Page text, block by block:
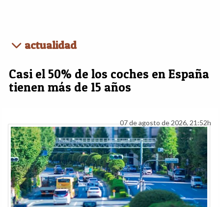
actualidad
Casi el 50% de los coches en España
tienen más de 15 años
07 de agosto de 2026, 21:52h